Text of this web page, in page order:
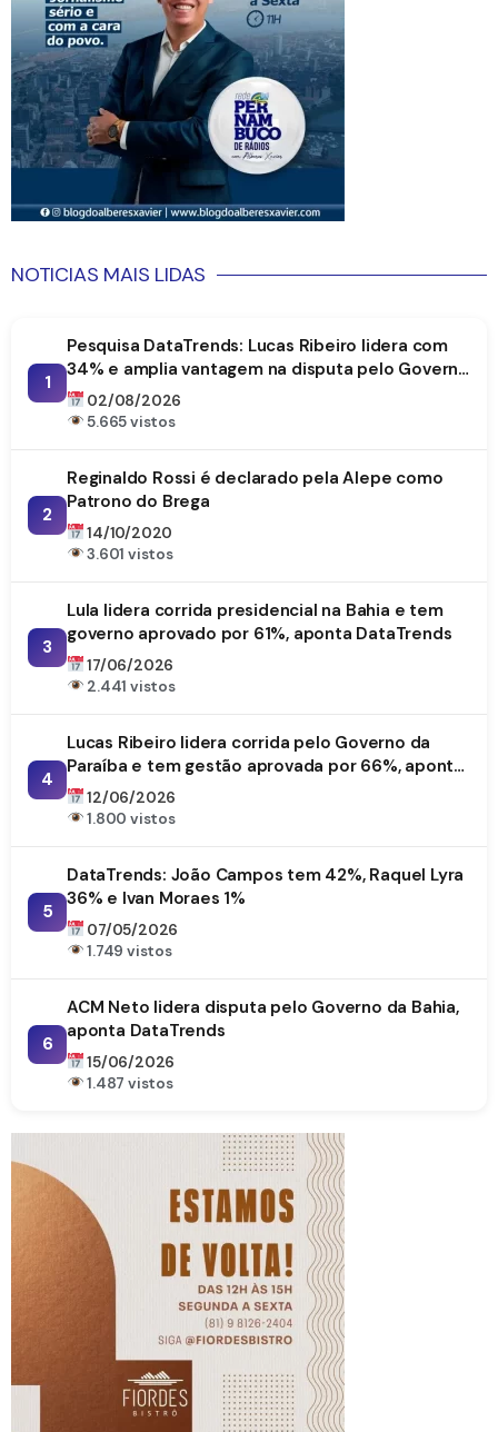
NOTICIAS MAIS LIDAS
1
Pesquisa DataTrends: Lucas Ribeiro lidera com
34% e amplia vantagem na disputa pelo Governo
da Paraíba
02/08/2026
5.665 vistos
2
Reginaldo Rossi é declarado pela Alepe como
Patrono do Brega
14/10/2020
3.601 vistos
3
Lula lidera corrida presidencial na Bahia e tem
governo aprovado por 61%, aponta DataTrends
17/06/2026
2.441 vistos
4
Lucas Ribeiro lidera corrida pelo Governo da
Paraíba e tem gestão aprovada por 66%, aponta
DataTrends
12/06/2026
1.800 vistos
5
DataTrends: João Campos tem 42%, Raquel Lyra
36% e Ivan Moraes 1%
07/05/2026
1.749 vistos
6
ACM Neto lidera disputa pelo Governo da Bahia,
aponta DataTrends
15/06/2026
1.487 vistos